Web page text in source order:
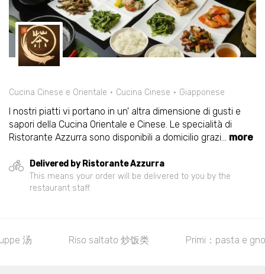
Cucina Cinese e Orientale Cucina Cinese Giapponese
I nostri piatti vi portano in un' altra dimensione di gusti e
sapori della Cucina Orientale e Cinese. Le specialità di
Ristorante Azzurra sono disponibili a domicilio grazi... more
Delivered by Ristorante Azzurra
This means your order will be delivered to you by the
restaurant staff.
Riso saltato 炒饭类 Primi：pasta e gnocchi主食